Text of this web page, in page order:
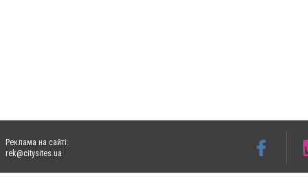
Реклама на сайті:
rek@citysites.ua